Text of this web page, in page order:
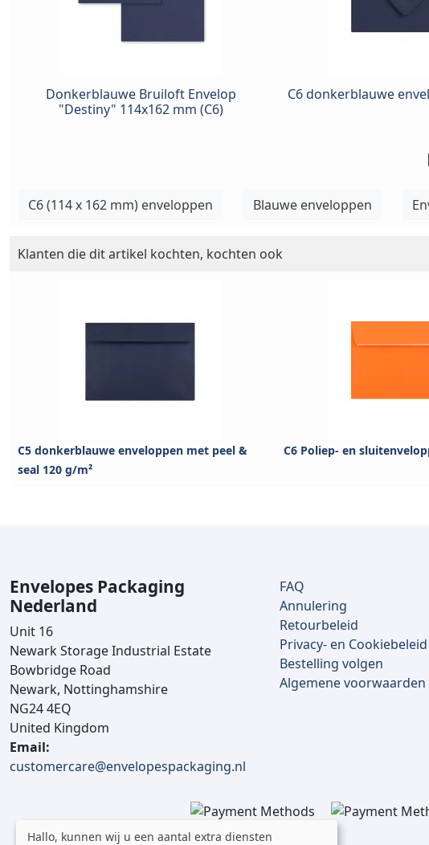
Donkerblauwe Bruiloft Envelop
"Destiny" 114x162 mm (C6)
C6 donkerblauwe
C6 (114 x 162 mm) enveloppen Blauwe enveloppen
Klanten die dit artikel kochten, kochten ook
C5 donkerblauwe enveloppen met peel &
seal 120 g/m²
C6 Poliep- en
Envelopes Packaging
Nederland
Unit 16
Newark Storage Industrial Estate
Bowbridge Road
Newark, Nottinghamshire
NG24 4EQ
United Kingdom
Email:
customercare@envelopespackaging.nl
FAQ
Annulering
Retourbeleid
Privacy- en Cookiebeleid
Bestelling volgen
Algemene voorwaarden
Hallo, kunnen wij u een aantal extra diensten